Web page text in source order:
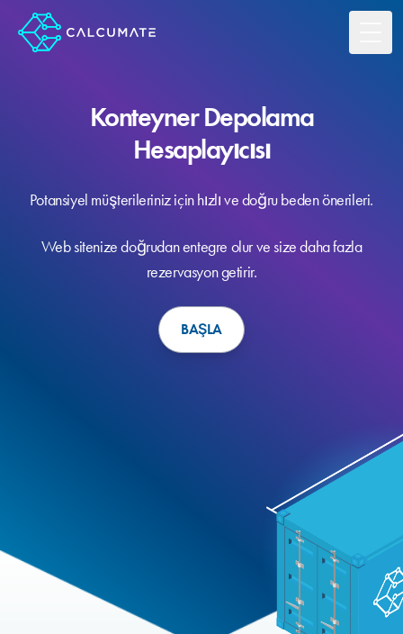
Konteyner Depolama
Hesaplayıcısı
Potansiyel müşterileriniz için hızlı ve doğru beden önerileri.
Web sitenize doğrudan entegre olur ve size daha fazla
rezervasyon getirir.
BAŞLA